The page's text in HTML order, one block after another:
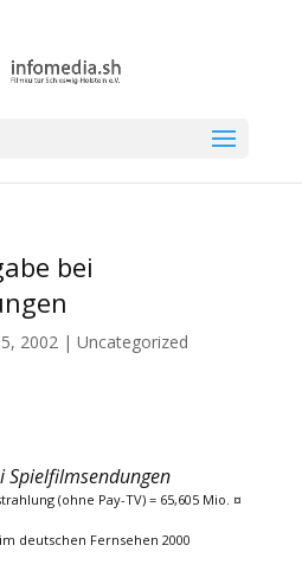
bei
2002| Uncategorized
Spielfilmsendungen
(ohne Pay-TV) = 65,605 Mio. ¤
deutschen Fernsehen 2000